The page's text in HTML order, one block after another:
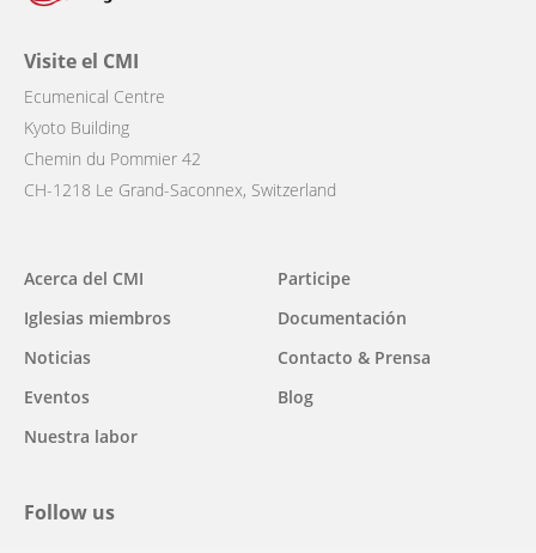
Visite el CMI
Ecumenical Centre
Kyoto Building
Chemin du Pommier 42
CH-1218 Le Grand-Saconnex, Switzerland
Main
navigation
Acerca del CMI
Iglesias miembros
Noticias
Eventos
Nuestra labor
Participe
Documentación
Contacto & Prensa
Blog
Follow us